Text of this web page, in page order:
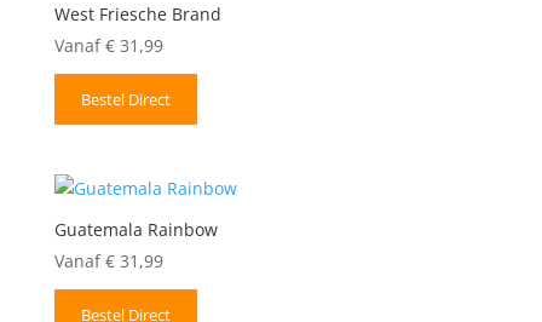
West Friesche Brand
Vanaf €31,99
Bestel Direct
Guatemala Rainbow
Vanaf €31,99
Bestel Direct